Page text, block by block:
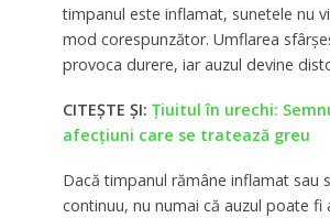
timpanul este inflamat, sunetele nu
mod corespunzător. Umflarea
provoca durere, iar auzul devine
CITEȘTE ȘI: Țiuitul în urechi:
afecțiuni care se tratează greu
Dacă timpanul rămâne inflamat sau
continuu, nu numai că auzul poate fi